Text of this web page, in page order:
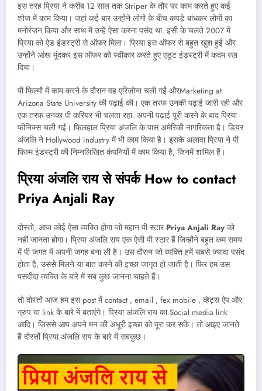
इस तरह प्रिया ने करीब 12 साल तक Striper के तौर पर काम करते हुए कई
शोज में काम किया। जहां कई बार उन्होंने लोगों के बीच कपड़े बांधकर लोगों का
मनोरंजन किया और साथ में उन्हें ऐसा करना पसंद था. इसी के चलते 2007 में
प्रिया को ऐड इंडस्ट्री से ऑफर मिला। प्रिया इस ऑफर से बहुत खुश हुईं और
उन्होंने आंख मूंदकर इस ऑफर को स्वीकार करते हुए एडुट इंडस्ट्री में कदम रख
दिया।
पी फिल्मों में काम करने के दौरान वह एरिज़ोना चली गईं औरMarketing at
Arizona State University की पढ़ाई की। एक तरफ उनकी पढ़ाई जारी रही और
एक तरफ उनका पी करियर भी चलता रहा. अपनी पढ़ाई पूरी करने के बाद प्रिया
फीनिक्स चली गईं। फिलहाल प्रिया अंजलि के पास अमेरिकी नागरिकता है। डियर
अंजलि ने Hollywood industry में भी काम किया है। इसके अलावा प्रिया ने पी
फिल्म इंडस्ट्री की निम्नलिखित कंपनियों में काम किया है, जिनमें शामिल हैं।
प्रिया अंजलि राय से संपर्क How to contact
Priya Anjali Ray
दोस्तों, आज कोई ऐसा व्यक्ति होगा जो महान पी स्टार Priya Anjali Ray को
नहीं जानता होगा। प्रिया अंजलि राय एक ऐसी पी स्टार हैं जिन्होंने बहुत कम समय
में पी जगत में अपनी जगह बना ली है। उस दौरान जो व्यक्ति हमें सबसे ज्यादा पसंद
होता है, उससे मिलने या बात करने की इच्छा जागृत हो जाती है। फिर हम उस
पसंदीदा व्यक्ति के बारे में सब कुछ जानना चाहते हैं।
तो दोस्तों आज हम इस post में contact , email , fex mobile , व्हेट्स ऐप और
ग्रुप या link के बारे में बताएंगे। प्रिया अंजलि राय का Social media link
आदि। जिससे आप अपने मन की अधूरी इच्छा को पूरा कर सकें। तो आइए जानते
हैं दोस्तों प्रिया अंजलि राय के बारे में सबकुछ।